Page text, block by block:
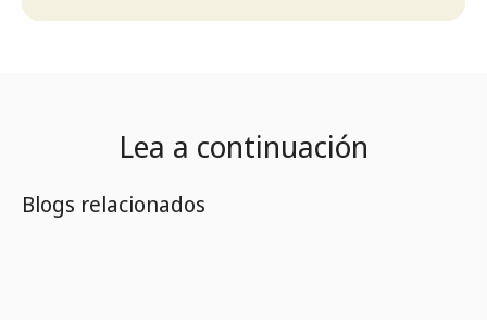
Lea a continuación
Blogs relacionados